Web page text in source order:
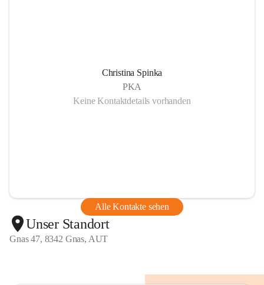
Christina Spinka
PKA
Keine Kontaktdetails vorhanden
Alle Kontakte sehen
Unser Standort
Gnas 47, 8342 Gnas, AUT